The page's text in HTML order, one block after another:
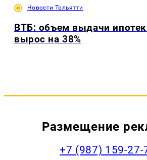
Новости Тольятти
ВТБ: объем выдачи
вырос на 38%
Размещение
+7 (987) 159-27-